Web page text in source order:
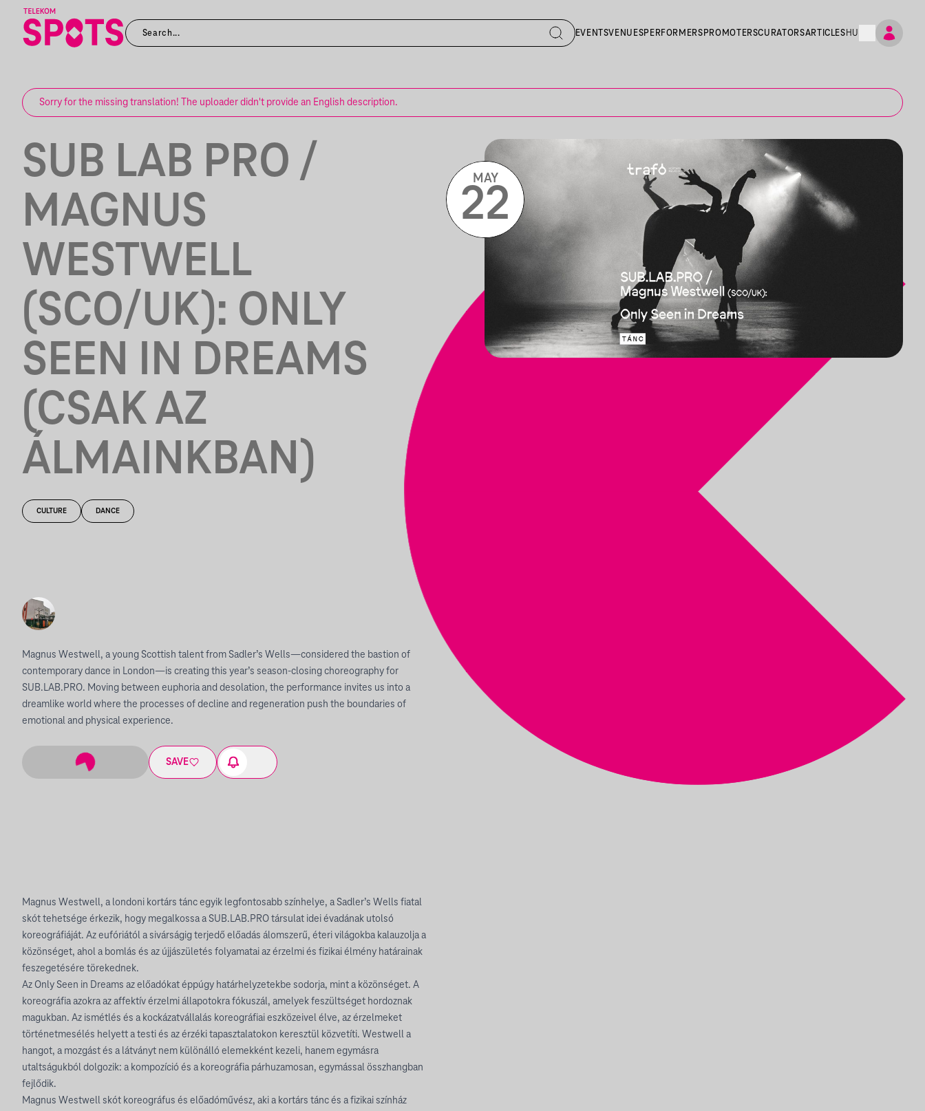
EVENTSVENUESPERFORMERS PROMOTERSCURATORSARTICLES HU
Sorry for the missing translation! The uploader didn't provide an English description.
SUB LAB PRO /
MAGNUS
WESTWELL
(SCO/UK): ONLY
SEEN IN DREAMS
(CSAK AZ
ÁLMAINKBAN)
CULTURE DANCE
Magnus Westwell, a young Scottish talent from Sadler’s Wells—considered the bastion of
contemporary dance in London—is creating this year’s season-closing choreography for
SUB.LAB.PRO. Moving between euphoria and desolation, the performance invites us into a
dreamlike world where the processes of decline and regeneration push the boundaries of
emotional and physical experience.
SAVE
MAY
22
Magnus Westwell, a londoni kortárs tánc egyik legfontosabb színhelye, a Sadler’s Wells fiatal
skót tehetsége érkezik, hogy megalkossa a SUB.LAB.PRO társulat idei évadának utolsó
koreográfiáját. Az eufóriától a sivárságig terjedő előadás álomszerű, éteri világokba kalauzolja a
közönséget, ahol a bomlás és az újjászületés folyamatai az érzelmi és fizikai élmény határainak
feszegetésére törekednek.
Az Only Seen in Dreams az előadókat éppúgy határhelyzetekbe sodorja, mint a közönséget. A
koreográfia azokra az affektív érzelmi állapotokra fókuszál, amelyek feszültséget hordoznak
magukban. Az ismétlés és a kockázatvállalás koreográfiai eszközeivel élve, az érzelmeket
történetmesélés helyett a testi és az érzéki tapasztalatokon keresztül közvetíti. Westwell a
hangot, a mozgást és a látványt nem különálló elemekként kezeli, hanem egymásra
utaltságukból dolgozik: a kompozíció és a koreográfia párhuzamosan, egymással összhangban
fejlődik.
Magnus Westwell skót koreográfus és előadóművész, aki a kortárs tánc és a fizikai színház